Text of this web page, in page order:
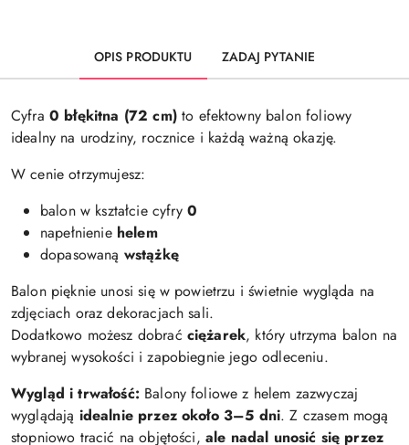
OPIS PRODUKTU ZADAJ PYTANIE
Cyfra 0 błękitna (72 cm)to efektowny balon foliowy
idealny na urodziny, rocznice i każdą ważną okazję.
W cenie otrzymujesz:
balon w kształcie cyfry 0
napełnienie helem
dopasowaną wstążkę
Balon pięknie unosi się w powietrzu i świetnie wygląda na
zdjęciach oraz dekoracjach sali.
Dodatkowo możesz dobrać ciężarek, który utrzyma balon na
wybranej wysokości i zapobiegnie jego odleceniu.
Wygląd i trwałość: Balony foliowe z helem zazwyczaj
wyglądają idealnie przez około 3–5 dni. Z czasem mogą
stopniowo tracić na objętości, ale nadal unosić się przez